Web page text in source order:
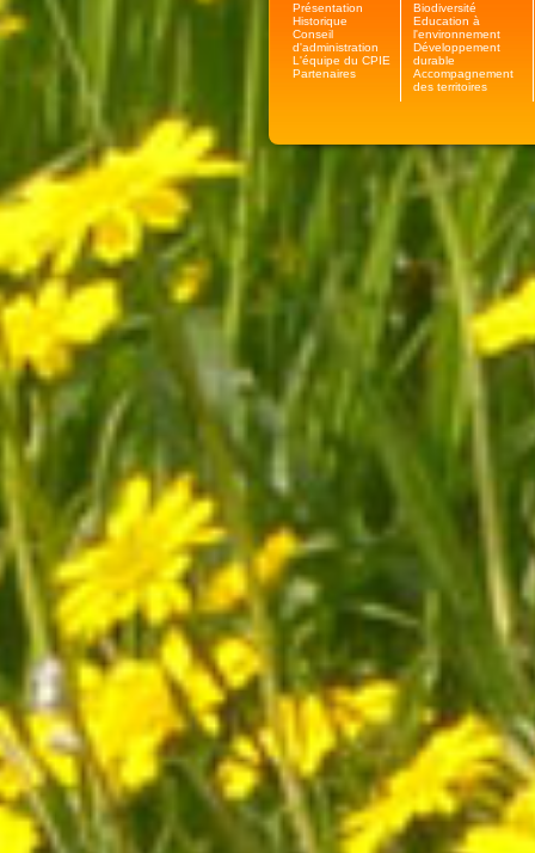
Présentation
Historique
Conseil
d'administration
L'équipe du CPIE
Partenaires
Biodiversité
Education à
l'environnement
Développement
durable
Accompagnement
des territoires